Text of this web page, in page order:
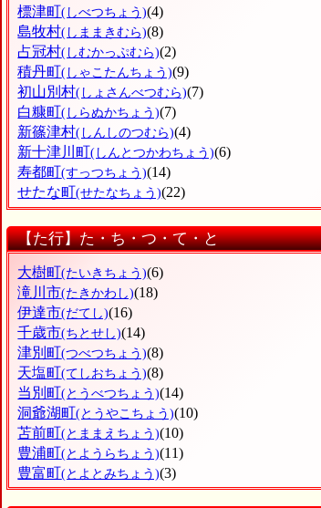
標津町(しべつちょう)(4)
島牧村(しままきむら)(8)
占冠村(しむかっぷむら)(2)
積丹町(しゃこたんちょう)(9)
初山別村(しょさんべつむら)(7)
白糠町(しらぬかちょう)(7)
新篠津村(しんしのつむら)(4)
新十津川町(しんとつかわちょう)(6)
寿都町(すっつちょう)(14)
せたな町(せたなちょう)(22)
【た行】た・ち・つ・て・と
大樹町(たいきちょう)(6)
滝川市(たきかわし)(18)
伊達市(だてし)(16)
千歳市(ちとせし)(14)
津別町(つべつちょう)(8)
天塩町(てしおちょう)(8)
当別町(とうべつちょう)(14)
洞爺湖町(とうやこちょう)(10)
苫前町(とままえちょう)(10)
豊浦町(とようらちょう)(11)
豊富町(とよとみちょう)(3)